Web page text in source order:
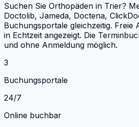
Suchen Sie Orthopäden in Trier?
Doctolib, Jameda, Doctena,
Buchungsportale gleichzeitig. Freie
in Echtzeit angezeigt. Die
und ohne Anmeldung möglich.
3
Buchungsportale
24/7
Online buchbar